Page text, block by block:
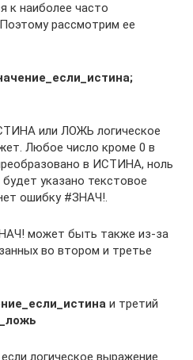
к наиболее часто
рассмотрим ее
или ЛОЖЬ логическое
Любое число кроме 0 в
в ИСТИНА, ноль
указано текстовое
ошибку #ЗНАЧ!.
может быть также из-за
во втором и третье
и третий
логическое выражение